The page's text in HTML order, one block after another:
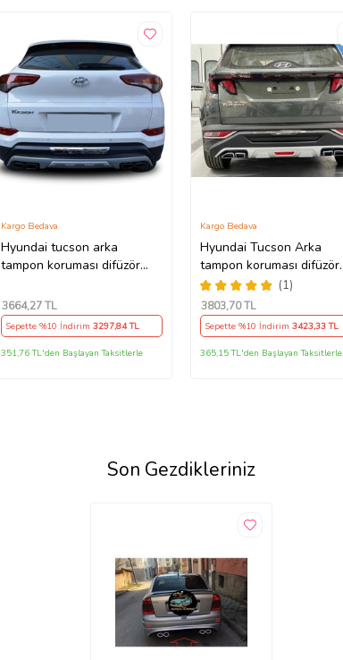
Hyundai tucson arka
tampon koruması difüzör
Kargo Bedava
3664,27 TL
Sepette %10 İndirim 3297,84 TL
351,76 TL'den Başlayan Taksitlerle
Hyundai Tucson Arka
tampon koruması difüzör
2021+
(1)
Kargo Bedava
3803,70 TL
Sepette %10 İndirim 3423,33 TL
365,15 TL'den Başlayan Taksitlerle
Son Gezdikleriniz